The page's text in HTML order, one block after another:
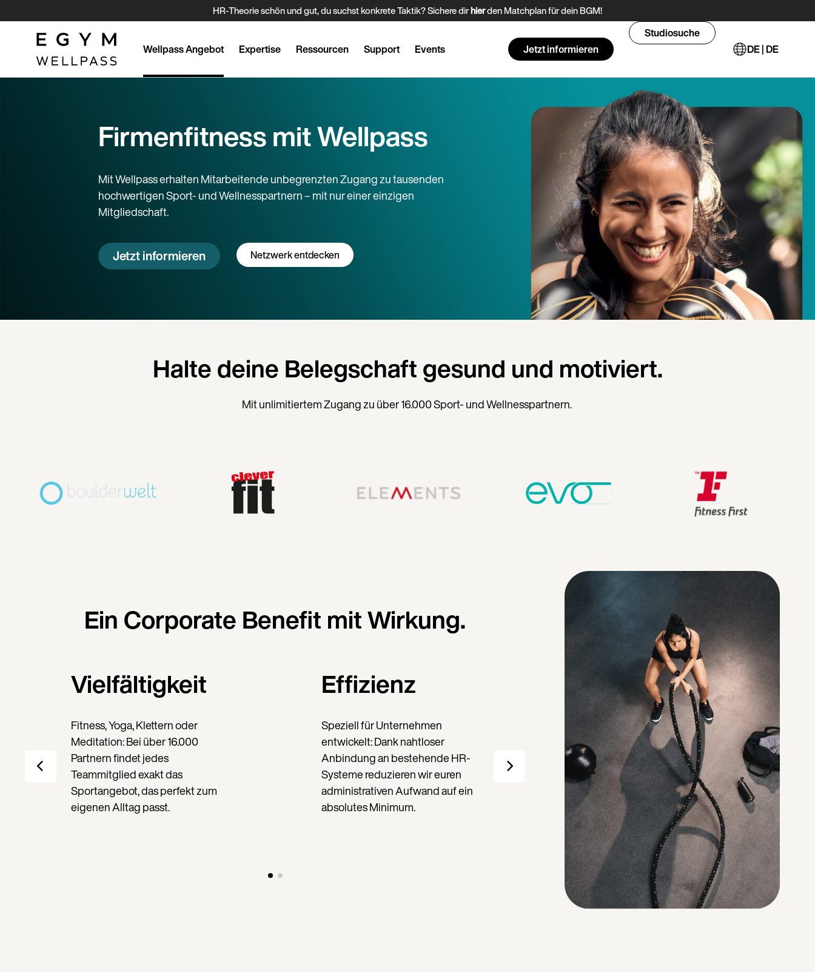
Inhalt
HR-Theorie schön und gut, du suchst konkrete Taktik? Sichere dirhierden Matchplan für dein BGM!
Wellpass Angebot Expertise Ressourcen Support Events Jetzt informieren
Studiosuche
DE | DE
Firmenfitness mit Wellpass
Mit Wellpass erhalten Mitarbeitende unbegrenzten Zugang zu tausenden
hochwertigen Sport- und Wellnesspartnern – mit nur einer einzigen
Mitgliedschaft.
Jetzt informieren Netzwerk entdecken
Halte deine Belegschaft gesund und motiviert.
Mit unlimitiertem Zugang zu über 16.000 Sport- und Wellnesspartnern.
Ein Corporate Benefit mit Wirkung.
Vielfältigkeit
Fitness, Yoga, Klettern oder
Meditation: Bei über 16.000
Partnern findet jedes
Teammitglied exakt das
Sportangebot, das perfekt zum
eigenen Alltag passt.
Effizienz
Speziell für Unternehmen
entwickelt: Dank nahtloser
Anbindung an bestehende HR-
Systeme reduzieren wir euren
administrativen Aufwand auf ein
absolutes Minimum.
Zugänglichkeit
Ob Stadt oder Land in DE & AT:
Euer Team profitiert vom riesigen
Vor-Ort-Netzwerk sowie über
6.500 flexiblen Onlinekursen für
Bewegung, Ernährung &
Meditation.